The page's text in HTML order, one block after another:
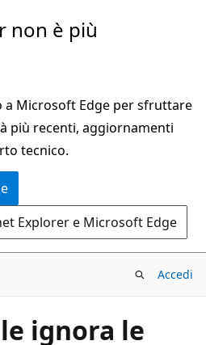
non è più
a Microsoft Edge per sfruttare
più recenti, aggiornamenti
tecnico.
Explorer e Microsoft Edge
Accedi
ignora le